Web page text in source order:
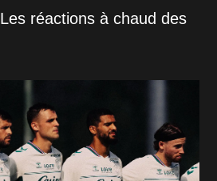
réactions à chaud des